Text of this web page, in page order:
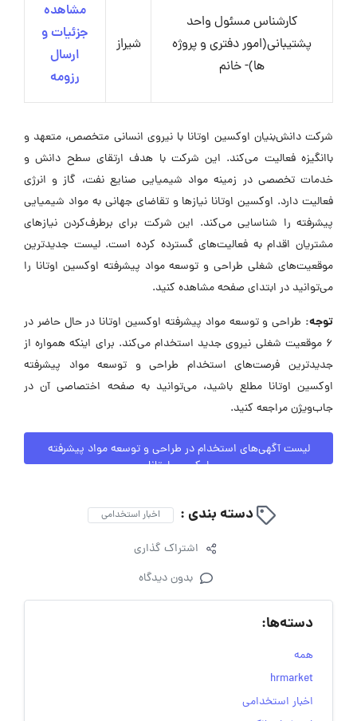
کارشناس مسئول واحد
پشتیبانی(امور دفتری و پروژه
ها)- خانم
شیراز
مشاهده
جزئیات و
ارسال
رزومه
شرکت دانش‌بنیان اوکسین اوتانا با نیروی انسانی متخصص، متعهد و
باانگیزه فعالیت می‌کند. این شرکت با هدف ارتقای سطح دانش و
خدمات تخصصی در زمینه مواد شیمیایی صنایع نفت، گاز و انرژی
فعالیت دارد. اوکسین اوتانا نیازها و تقاضای جهانی به مواد شیمیایی
پیشرفته را شناسایی می‌کند. این شرکت برای برطرف‌کردن نیازهای
مشتریان اقدام به فعالیت‌های گسترده کرده است. لیست جدیدترین
موقعیت‌های شغلی طراحی و توسعه مواد پیشرفته اوکسین اوتانا را
می‌توانید در ابتدای صفحه مشاهده کنید.
توجه: طراحی و توسعه مواد پیشرفته اوکسین اوتانا در حال حاضر در
۶ موقعیت شغلی نیروی جدید استخدام می‌کند. برای اینکه همواره از
جدیدترین فرصت‌های استخدام طراحی و توسعه مواد پیشرفته
اوکسین اوتانا مطلع باشید، می‌توانید به صفحه اختصاصی آن در
جاب‌ویژن مراجعه کنید.
لیست آگهی‌های استخدام در طراحی و توسعه مواد پیشرفته
اوکسین اوتانا
دسته بندی : اخبار استخدامی
اشتراک گذاری
بدون دیدگاه
دسته‌ها:
همه
hrmarket
اخبار استخدامی